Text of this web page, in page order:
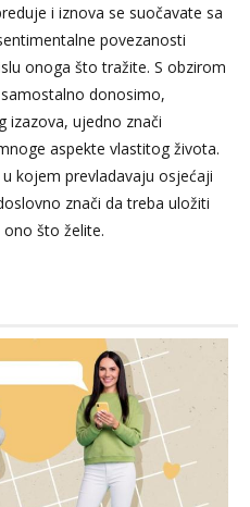
i iznova se suočavate sa
povezanosti
onoga što tražite. S obzirom
donosimo,
izazova, ujedno znači
aspekte vlastitog života.
kojem prevladavaju osjećaji
znači da treba uložiti
što želite.